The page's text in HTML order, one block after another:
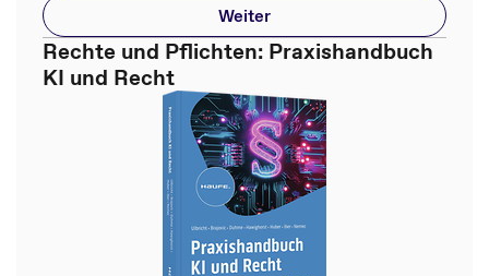
Weiter
Rechte und Pflichten: Praxishandbuch
KI und Recht